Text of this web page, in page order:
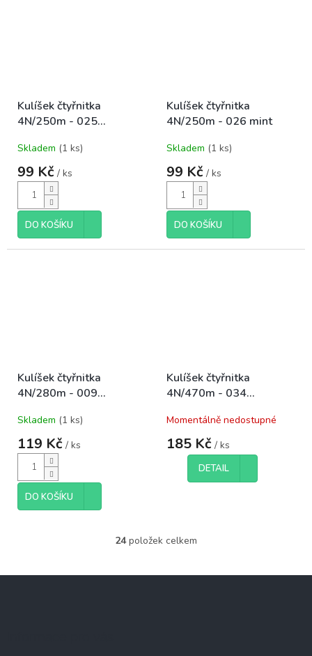
Kulíšek čtyřnitka
4N/250m - 025
Skladem (1 ks)
99 Kč / ks
DO KOŠÍKU
Kulíšek čtyřnitka
4N/250m - 026 mint
Skladem (1 ks)
99 Kč / ks
DO KOŠÍKU
Kulíšek čtyřnitka
4N/280m - 009
Skladem (1 ks)
119 Kč / ks
DO KOŠÍKU
Kulíšek čtyřnitka
4N/470m - 034
čepice)
Momentálně nedostupné
185 Kč / ks
DETAIL
O
l
24položek celkem